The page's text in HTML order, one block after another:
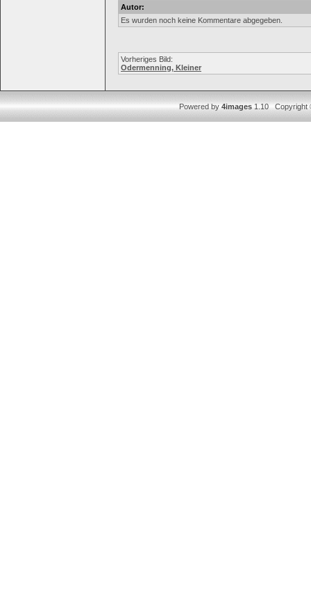
Autor:
Es wurden noch keine Kommentare abgegeben.
Vorheriges Bild:
Odermenning, Kleiner
Powered by4images1.10 Copyright